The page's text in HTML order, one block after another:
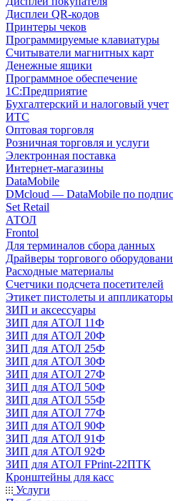
Дисплеи QR-кодов
Принтеры чеков
Программируемые клавиатуры
Считыватели магнитных карт
Денежные ящики
Программное обеспечение
1С:Предприятие
Бухгалтерский и налоговый учет
ИТС
Оптовая торговля
Розничная торговля и услуги
Электронная поставка
Интернет-магазины
DataMobile
DMcloud — DataMobile по
Set Retail
АТОЛ
Frontol
Для терминалов сбора данных
Драйверы торгового
Расходные материалы
Счетчики подсчета посетителей
Этикет пистолеты и аппликаторы
ЗИП и аксессуары
ЗИП для АТОЛ 11Ф
ЗИП для АТОЛ 20Ф
ЗИП для АТОЛ 25Ф
ЗИП для АТОЛ 30Ф
ЗИП для АТОЛ 27Ф
ЗИП для АТОЛ 50Ф
ЗИП для АТОЛ 55Ф
ЗИП для АТОЛ 77Ф
ЗИП для АТОЛ 90Ф
ЗИП для АТОЛ 91Ф
ЗИП для АТОЛ 92Ф
ЗИП для АТОЛ FPrint-22ПТК
Кронштейны для касс
Услуги